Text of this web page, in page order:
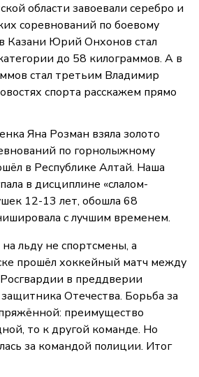
области завоевали серебро и
соревнований по боевому
Казани Юрий Онхонов стал
до 58 килограммов. А в
стал третьим Владимир
спорта расскажем прямо
Яна Розман взяла золото
по горнолыжному
в Республике Алтай. Наша
в дисциплине «слалом-
12-13 лет, обошла 68
с лучшим временем.
льду не спортсмены, а
прошёл хоккейный матч между
в преддверии
Отечества. Борьба за
преимущество
то к другой команде. Но
за командой полиции. Итог